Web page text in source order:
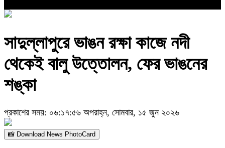
সাদুল্লাপুরে ভাঙন রক্ষা কাজে নদী
থেকেই বালু উত্তোলন, ফের ভাঙনের
শঙ্কা
প্রকাশের সময়: ০৬:১৭:৫৬ অপরাহ্ন, সোমবার, ১৫ জুন ২০২৬
📸 Download News PhotoCard